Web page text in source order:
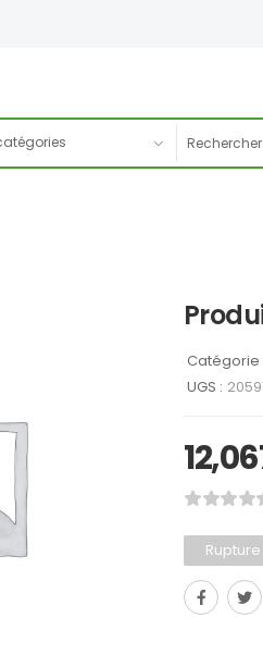
Catégorie
UGS :